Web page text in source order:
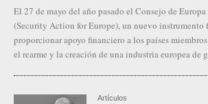
El 27 de mayo del año pasado el Consejo de
(Security Action for Europe), un nuevo instrumento
proporcionar apoyo financiero a los países
el rearme y la creación de una industria europea de
Artículos